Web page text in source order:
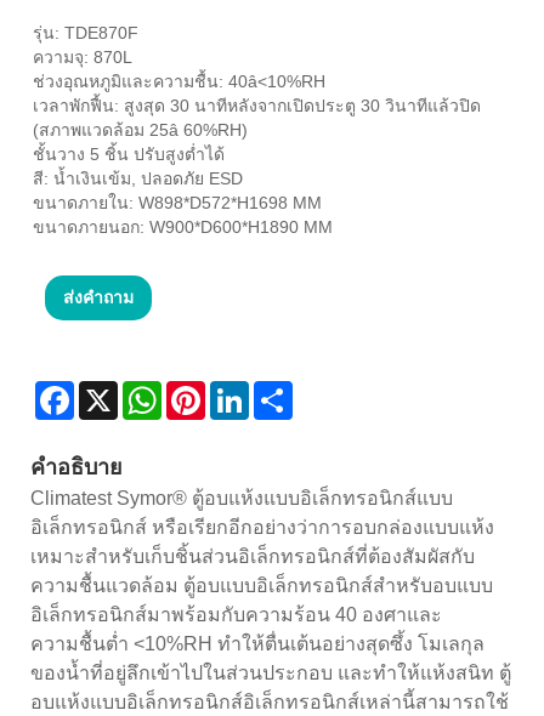
รุ่น: TDE870F
ความจุ: 870L
ช่วงอุณหภูมิและความชื้น: 40â<10%RH
เวลาพักฟื้น: สูงสุด 30 นาทีหลังจากเปิดประตู 30 วินาทีแล้วปิด
(สภาพแวดล้อม 25â 60%RH)
ชั้นวาง 5 ชิ้น ปรับสูงต่ำได้
สี: น้ำเงินเข้ม, ปลอดภัย ESD
ขนาดภายใน: W898*D572*H1698 MM
ขนาดภายนอก: W900*D600*H1890 MM
ส่งคำถาม
Facebook
X WhatsAppPinterestLinkedIn
คำอธิบาย
Climatest Symor® ตู้อบแห้งแบบอิเล็กทรอนิกส์แบบ
อิเล็กทรอนิกส์ หรือเรียกอีกอย่างว่าการอบกล่องแบบแห้ง
เหมาะสำหรับเก็บชิ้นส่วนอิเล็กทรอนิกส์ที่ต้องสัมผัสกับ
ความชื้นแวดล้อม ตู้อบแบบอิเล็กทรอนิกส์สำหรับอบแบบ
อิเล็กทรอนิกส์มาพร้อมกับความร้อน 40 องศาและ
ความชื้นต่ำ <10%RH ทำให้ตื่นเต้นอย่างสุดซึ้ง โมเลกุล
ของน้ำที่อยู่ลึกเข้าไปในส่วนประกอบ และทำให้แห้งสนิท ตู้
อบแห้งแบบอิเล็กทรอนิกส์อิเล็กทรอนิกส์เหล่านี้สามารถใช้